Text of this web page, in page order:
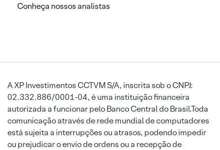
Conheça nossos analistas
A XP Investimentos CCTVM S/A, inscrita sob o CNPJ:
02.332.886/0001-04, é uma instituição financeira
autorizada a funcionar pelo Banco Central do Brasil.Toda
comunicação através de rede mundial de computadores
está sujeita a interrupções ou atrasos, podendo impedir
ou prejudicar o envio de ordens ou a recepção de